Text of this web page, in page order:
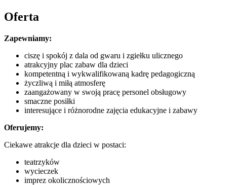
Oferta
Zapewniamy:
ciszę i spokój z dala od gwaru i zgiełku ulicznego
atrakcyjny plac zabaw dla dzieci
kompetentną i wykwalifikowaną kadrę pedagogiczną
życzliwą i miłą atmosferę
zaangażowany w swoją pracę personel obsługowy
smaczne posiłki
interesujące i różnorodne zajęcia edukacyjne i zabawy
Oferujemy:
Ciekawe atrakcje dla dzieci w postaci:
teatrzyków
wycieczek
imprez okolicznościowych